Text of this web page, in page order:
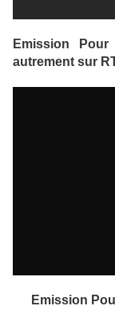
Emission
autrement sur
Emission